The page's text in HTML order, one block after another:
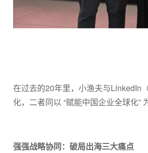
在过去的20年里，小渔夫与LinkedIn
化，二者同以 “赋能中国企业全球化”
强强战略协同：破局出海三大痛点